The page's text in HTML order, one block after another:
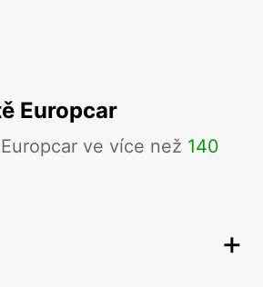
Europcar
ve více než 140